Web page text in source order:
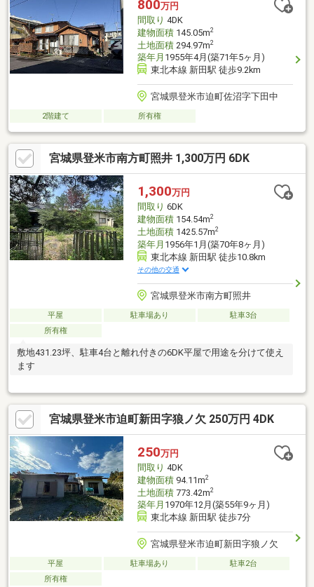
800万円
間取り 4DK
建物面積145.05m2
土地面積294.97m2
築年月 1955年4月(築71年5ヶ月)
東北本線 新田駅 徒歩9.2km
宮城県登米市迫町佐沼字下田中
2階建て 所有権
宮城県登米市南方町照井 1,300万円 6DK
1,300万円
間取り 6DK
建物面積154.54m2
土地面積1425.57m2
築年月 1956年1月(築70年8ヶ月)
東北本線 新田駅 徒歩10.8km
その他の交通
宮城県登米市南方町照井
平屋 駐車場あり
駐車3台
所有権
敷地431.23坪、駐車4台と離れ付きの6DK平屋で用途を分けて使え
ます
宮城県登米市迫町新田字狼ノ欠 250万円 4DK
250万円
間取り 4DK
建物面積94.11m2
土地面積773.42m2
築年月 1970年12月(築55年9ヶ月)
東北本線 新田駅 徒歩7分
宮城県登米市迫町新田字狼ノ欠
平屋 駐車場あり
駐車2台
所有権